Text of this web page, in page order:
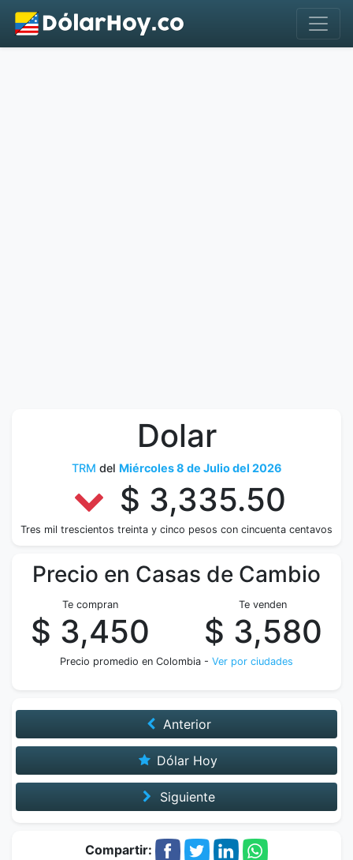
Dolar
TRM del Miércoles 8 de Julio del 2026
$ 3,335.50
Tres mil trescientos treinta y cinco pesos con cincuenta centavos
Precio en Casas de Cambio
Te compran
$ 3,450
Te venden
$ 3,580
Precio promedio en Colombia - Ver por ciudades
Anterior
Dólar Hoy
Siguiente
Compartir: